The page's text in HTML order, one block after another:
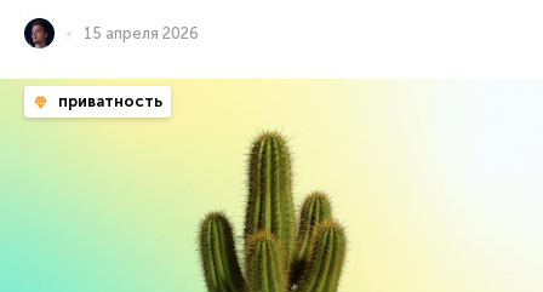
15 апреля 2026
приватность